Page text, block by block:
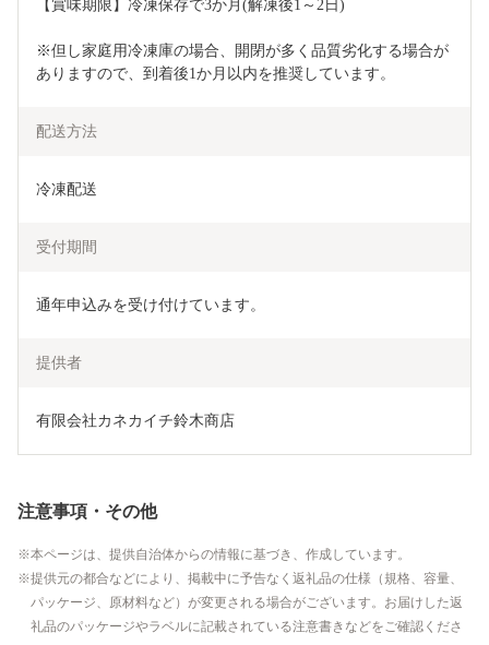
【賞味期限】冷凍保存で3か月(解凍後1～2日)
※但し家庭用冷凍庫の場合、開閉が多く品質劣化する場合が
ありますので、到着後1か月以内を推奨しています。
配送方法
冷凍配送
受付期間
通年申込みを受け付けています。
提供者
有限会社カネカイチ鈴木商店
注意事項・その他
本ページは、提供自治体からの情報に基づき、作成しています。
提供元の都合などにより、掲載中に予告なく返礼品の仕様（規格、容量、
パッケージ、原材料など）が変更される場合がございます。お届けした返
礼品のパッケージやラベルに記載されている注意書きなどをご確認くださ